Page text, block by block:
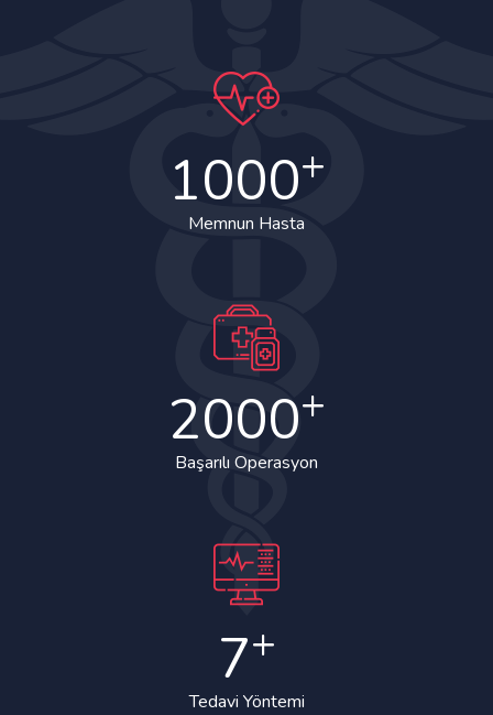
1000+
Memnun Hasta
2000+
Başarılı Operasyon
7+
Tedavi Yöntemi